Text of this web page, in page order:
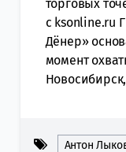
торговых
с ksonline.ru
Дёнер»
момент
Антон